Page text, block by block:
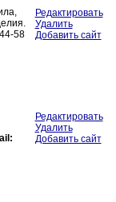
58
Редактировать
Удалить
Добавить сайт
Редактировать
Удалить
Добавить сайт